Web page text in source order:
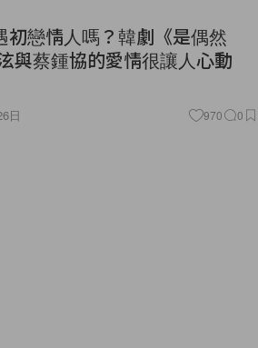
初戀情人嗎？韓劇《是偶然
與蔡鍾協的愛情很讓人心動
日 970 0